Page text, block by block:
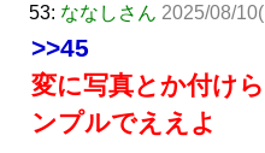
53: ななしさん 2025/08/
>>45
変に写真とか付け
ンプルでええよ